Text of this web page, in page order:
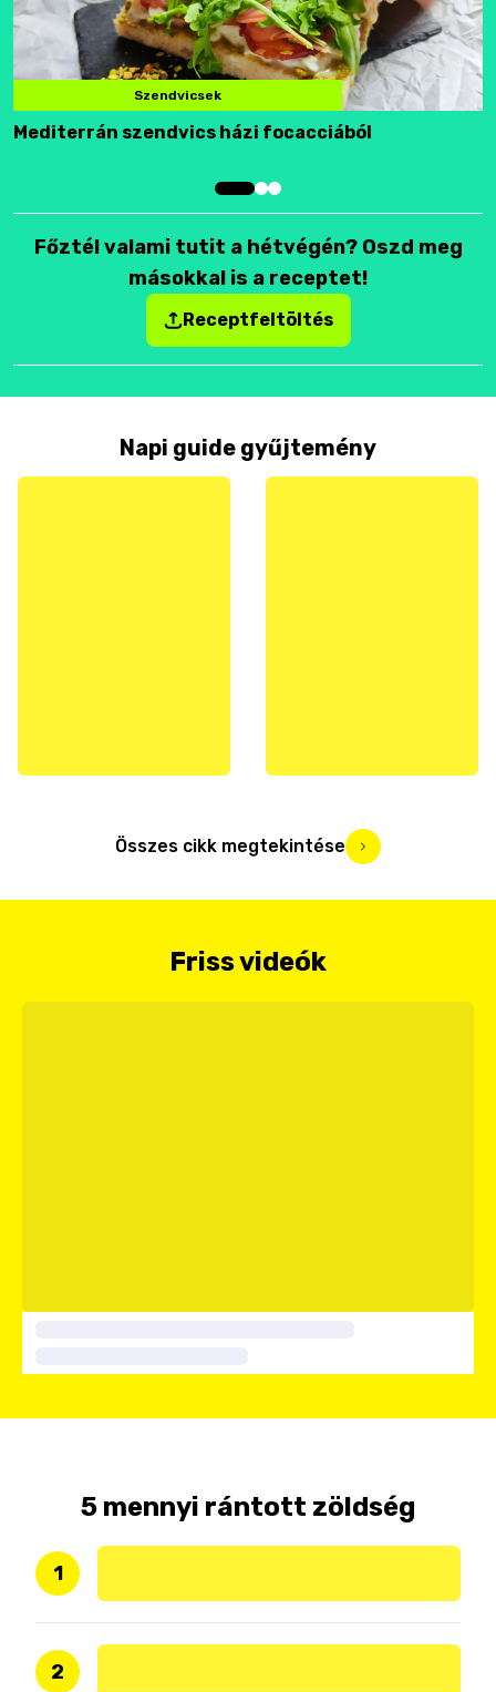
Szendvicsek
Mediterrán szendvics házi focacciából
Főztél valami tutit a hétvégén? Oszd meg
másokkal is a receptet!
Receptfeltöltés
Napi guide gyűjtemény
Összes cikk megtekintése
Friss videók
5 mennyi rántott zöldség
1
2